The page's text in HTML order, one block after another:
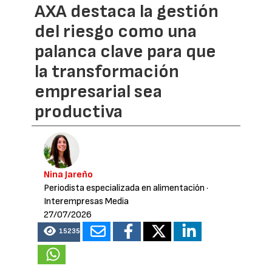
AXA destaca la gestión
del riesgo como una
palanca clave para que
la transformación
empresarial sea
productiva
Nina Jareño
Periodista especializada en alimentación ·
Interempresas Media
27/07/2026
15235